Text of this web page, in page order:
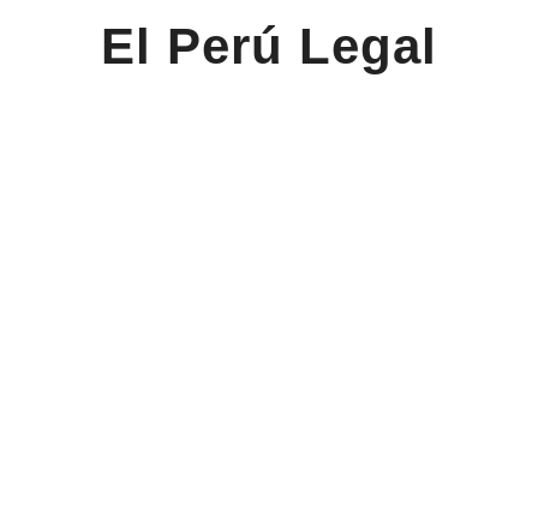
El Perú Legal